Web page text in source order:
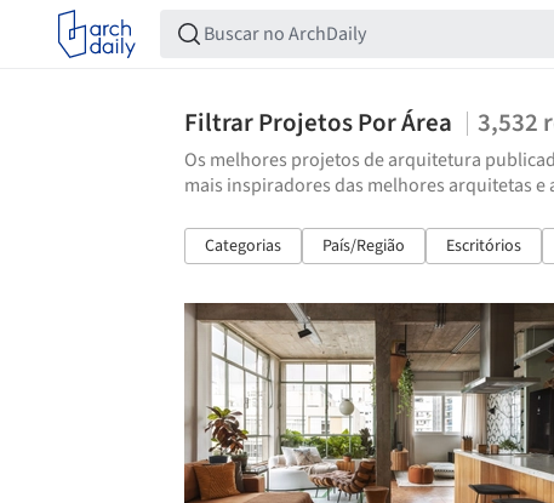
Filtrar Projetos Por Área 3,532
Os melhores projetos de arquitetura
mais inspiradores das melhores arquitetas
Categorias País/Região Escritórios